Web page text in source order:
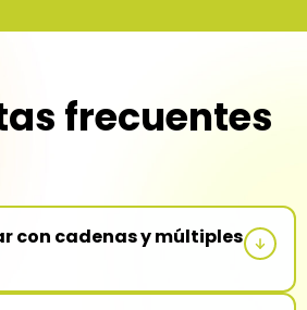
frecuentes
con cadenas y múltiples